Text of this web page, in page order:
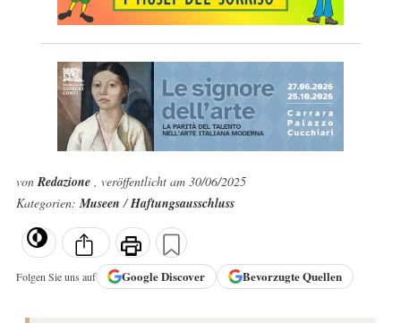
vonRedazione , veröffentlicht am 30/06/2025
Kategorien:Museen/Haftungsausschluss
Folgen Sie uns auf GoogleDiscover Bevorzugte Quellen